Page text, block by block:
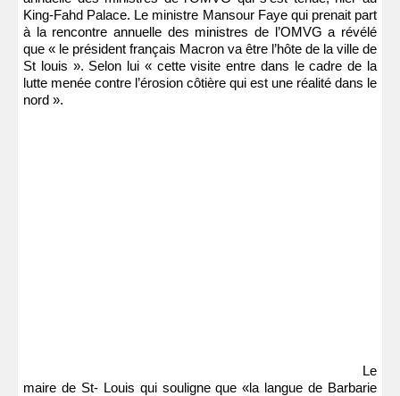
King-Fahd Palace. Le ministre Mansour Faye qui prenait part
à la rencontre annuelle des ministres de l’OMVG a révélé
que « le président français Macron va être l’hôte de la ville de
St louis ». Selon lui « cette visite entre dans le cadre de la
lutte menée contre l’érosion côtière qui est une réalité dans le
nord ».
Le
maire de St- Louis qui souligne que «la langue de Barbarie